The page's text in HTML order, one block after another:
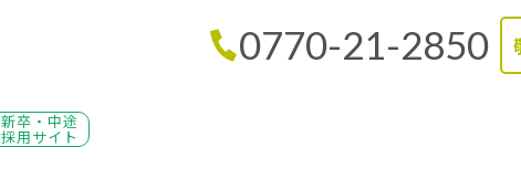
新卒・中途
採用サイト
0770-21-2850